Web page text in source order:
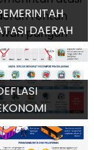
COVID-
DOSIS KE-4
I-
19